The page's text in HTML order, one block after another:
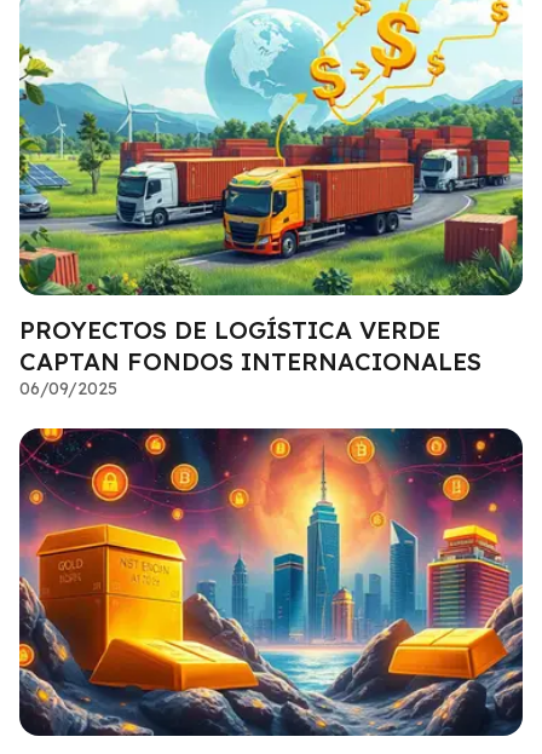
PROYECTOS DE LOGÍSTICA VERDE
CAPTAN FONDOS INTERNACIONALES
06/09/2025